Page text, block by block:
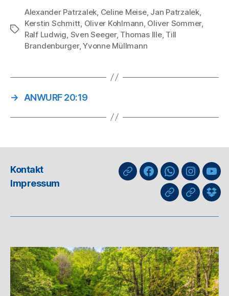
Schlagwörter
Alexander Patrzalek, Celine Meise, Jan Patrzalek,
Kerstin Schmitt, Oliver Kohlmann, Oliver Sommer,
Ralf Ludwig, Sven Seeger, Thomas Ille, Till
Brandenburger,Yvonne Müllmann
→ ANWURF 20:19
Kontakt
Impressum
nuLigaFacebookWhatsApp-
Kanal
GIPHYThreads